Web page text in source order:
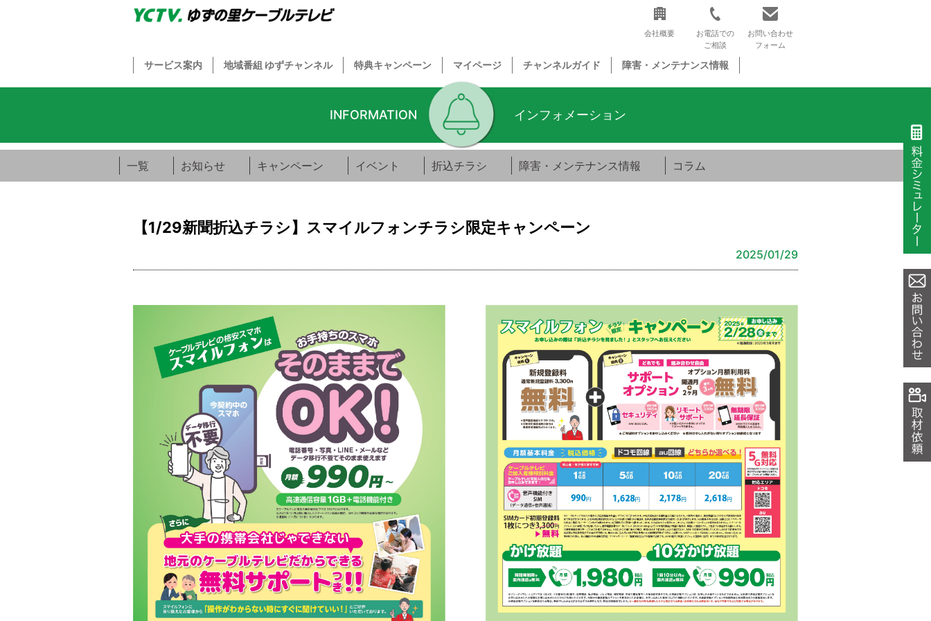
会社概要
お電話での
ご相談
お問い合わせ
フォーム
サービス案内 地域番組 ゆずチャンネル 特典キャンペーン マイページ チャンネルガイド 障害・メンテナンス情報
INFORMATION インフォメーション
一覧 お知らせ キャンペーン イベント 折込チラシ 障害・メンテナンス情報 コラム
【1/29新聞折込チラシ】スマイルフォンチラシ限定キャンペーン
2025/01/29